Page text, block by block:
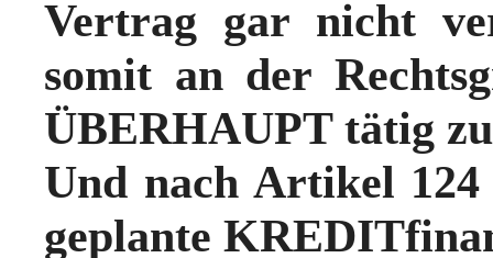
Vertrag gar nicht
somit an der
ÜBERHAUPT tätig
Und nach Artikel
geplante